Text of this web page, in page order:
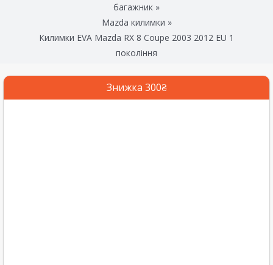
багажник »
Mazda килимки »
Килимки EVA Mazda RX 8 Coupe 2003 2012 EU 1
покоління
Знижка 300₴